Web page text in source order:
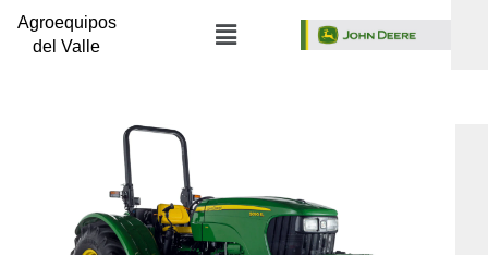
Agroequipos
del Valle